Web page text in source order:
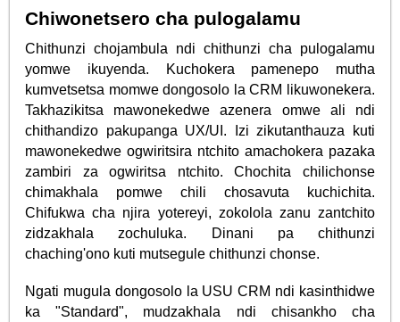
Chiwonetsero cha pulogalamu
Chithunzi chojambula ndi chithunzi cha pulogalamu
yomwe ikuyenda. Kuchokera pamenepo mutha
kumvetsetsa momwe dongosolo la CRM likuwonekera.
Takhazikitsa mawonekedwe azenera omwe ali ndi
chithandizo pakupanga UX/UI. Izi zikutanthauza kuti
mawonekedwe ogwiritsira ntchito amachokera pazaka
zambiri za ogwiritsa ntchito. Chochita chilichonse
chimakhala pomwe chili chosavuta kuchichita.
Chifukwa cha njira yotereyi, zokolola zanu zantchito
zidzakhala zochuluka. Dinani pa chithunzi
chaching'ono kuti mutsegule chithunzi chonse.
Ngati mugula dongosolo la USU CRM ndi kasinthidwe
ka "Standard", mudzakhala ndi chisankho cha